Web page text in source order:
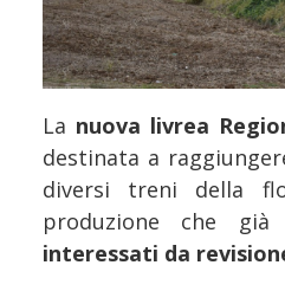
La nuova livrea
destinata a
diversi treni della
produzione che
interessati da